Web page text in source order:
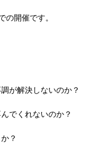
開催です。
が解決しないのか？
でくれないのか？
？